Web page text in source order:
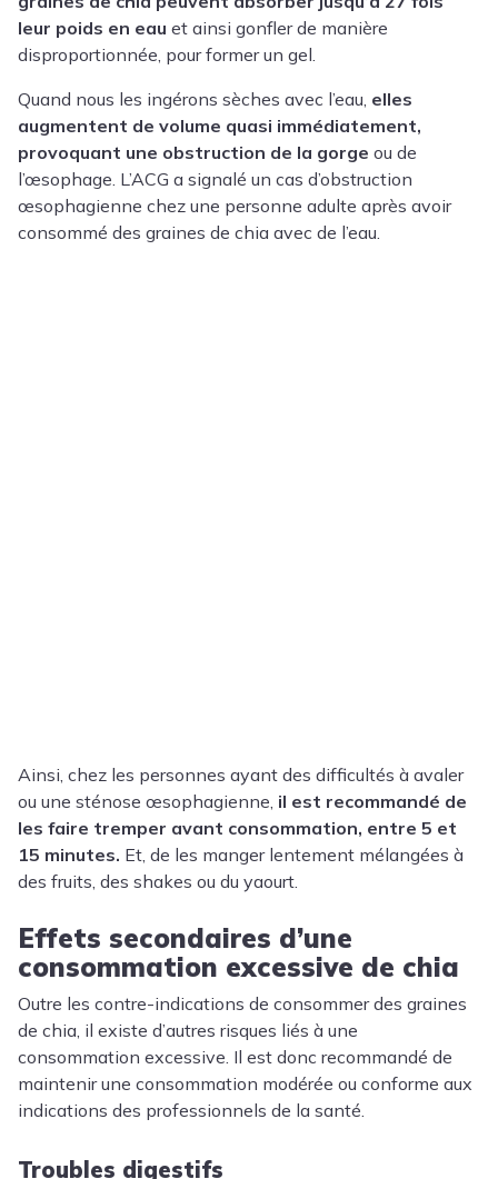
leur poids en eau et ainsi gonfler de manière
disproportionnée, pour former un gel.
Quand nous les ingérons sèches avec l’eau, elles
augmentent de volume quasi immédiatement,
provoquant une obstruction de la gorge ou de
l’œsophage. L’ACG a signalé un cas d’obstruction
œsophagienne chez une personne adulte après avoir
consommé des graines de chia avec de l’eau.
Ainsi, chez les personnes ayant des difficultés à avaler
ou une sténose œsophagienne, il est recommandé de
les faire tremper avant consommation, entre 5 et
15 minutes. Et, de les manger lentement mélangées à
des fruits, des shakes ou du yaourt.
Effets secondaires d’une
consommation excessive de chia
Outre les contre-indications de consommer des graines
de chia, il existe d’autres risques liés à une
consommation excessive. Il est donc recommandé de
maintenir une consommation modérée ou conforme aux
indications des professionnels de la santé.
Troubles digestifs